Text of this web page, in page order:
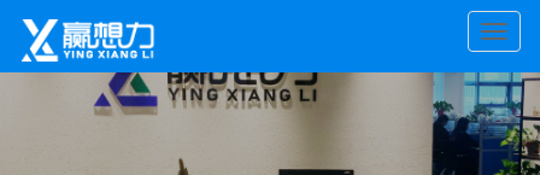
Toggle